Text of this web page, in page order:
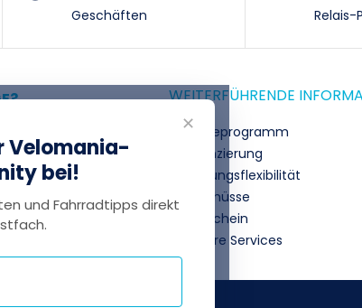
Geschäften
Relais-
Ihnen per
WEITERFÜHRENDE
Treueprogramm
Finanzierung
Zahlungsflexibilität
Zuschüsse
Gutschein
Unsere Services
✕
Velomania-
bei!
und Fahrradtipps direkt